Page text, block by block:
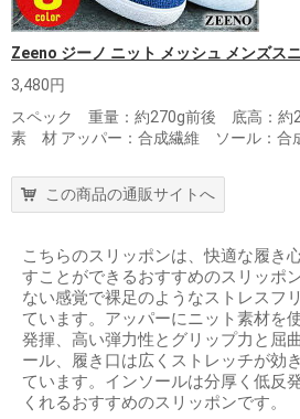
Zeeno ジーノ ニット メッシュ メンズス
3,480円
スペック 重量：約270g前後 底高：約
素 材 アッパー：合成繊維 ソール：合
この商品の通販サイトへ
こちらのスリッポンは、快適な履き
すことができるおすすめのスリッポ
ない感覚で裸足のようなストレスフ
ています。アッパーにニット素材を
発揮、高い弾力性とグリップ力と屈
ール、履き口は広くストレッチが効
ています。インソールは分厚く低反
くれるおすすめのスリッポンです。